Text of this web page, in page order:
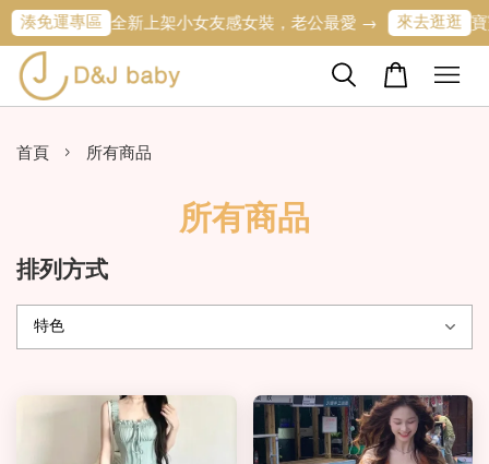
專區 全新上架小女友感女裝，老公最愛 → 來去逛逛 寶寶的第
首頁 › 所有商品
所有商品
排列方式